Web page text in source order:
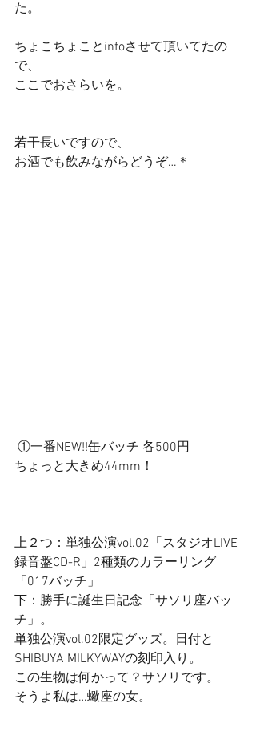
た。
ちょこちょことinfoさせて頂いてたの
で、
ここでおさらいを。
若干長いですので、
お酒でも飲みながらどうぞ…＊
①一番NEW!!缶バッチ 各500円
ちょっと大きめ44mm！
上２つ：単独公演vol.02「スタジオLIVE
録音盤CD-R」2種類のカラーリング
「017バッチ」
下：勝手に誕生日記念「サソリ座バッ
チ」。
単独公演vol.02限定グッズ。日付と
SHIBUYA MILKYWAYの刻印入り。
この生物は何かって？サソリです。
そうよ私は…蠍座の女。